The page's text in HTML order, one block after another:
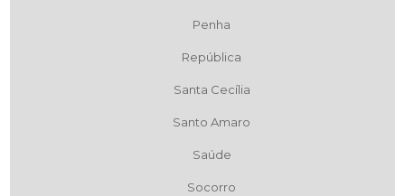
Penha
República
Santa Cecília
Santo Amaro
Saúde
Socorro